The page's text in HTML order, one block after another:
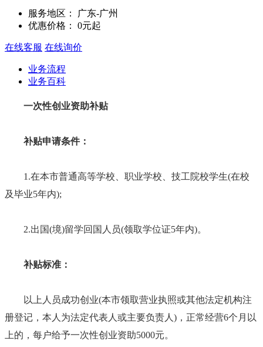
服务地区：
广东-广州
优惠价格：
0元起
在线客服 在线询价
业务流程
业务百科
一次性创业资助补贴
补贴申请条件：
1.在本市普通高等学校、职业学校、技工院校学生(在校
及毕业5年内);
2.出国(境)留学回国人员(领取学位证5年内)。
补贴标准：
以上人员成功创业(本市领取营业执照或其他法定机构注
册登记，本人为法定代表人或主要负责人)，正常经营6个月以
上的，每户给予一次性创业资助5000元。